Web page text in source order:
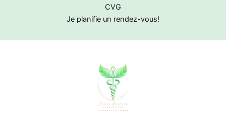
CVG
Je planifie un rendez-vous!